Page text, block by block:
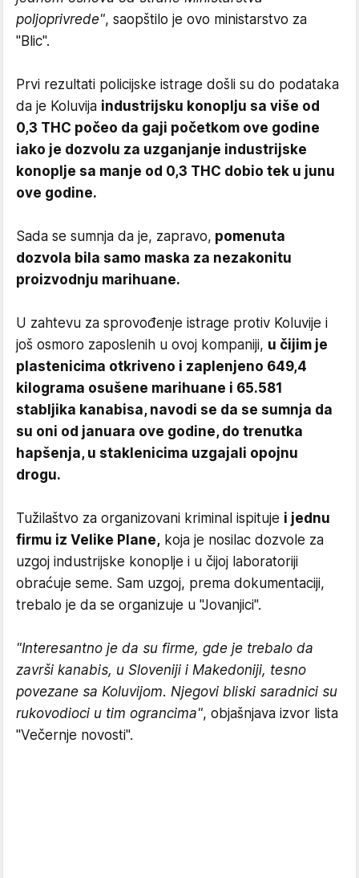
poljoprivrede", saopštilo je ovo ministarstvo za
"Blic".
Prvi rezultati policijske istrage došli su do podataka
da je Koluvija industrijsku konoplju sa više od
0,3 THC počeo da gaji početkom ove godine
iako je dozvolu za uzganjanje industrijske
konoplje sa manje od 0,3 THC dobio tek u junu
ove godine.
Sada se sumnja da je, zapravo, pomenuta
dozvola bila samo maska za nezakonitu
proizvodnju marihuane.
U zahtevu za sprovođenje istrage protiv Koluvije i
još osmoro zaposlenih u ovoj kompaniji, u čijim je
plastenicima otkriveno i zaplenjeno 649,4
kilograma osušene marihuane i 65.581
stabljika kanabisa, navodi se da se sumnja da
su oni od januara ove godine, do trenutka
hapšenja, u staklenicima uzgajali opojnu
drogu.
Tužilaštvo za organizovani kriminal ispituje i jednu
firmu iz Velike Plane, koja je nosilac dozvole za
uzgoj industrijske konoplje i u čijoj laboratoriji
obraćuje seme. Sam uzgoj, prema dokumentaciji,
trebalo je da se organizuje u "Jovanjici".
"Interesantno je da su firme, gde je trebalo da
završi kanabis, u Sloveniji i Makedoniji, tesno
povezane sa Koluvijom. Njegovi bliski saradnici su
rukovodioci u tim ograncima", objašnjava izvor lista
"Večernje novosti".